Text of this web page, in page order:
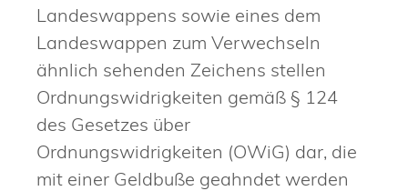
Landeswappens sowie eines dem
Landeswappen zum Verwechseln
ähnlich sehenden Zeichens stellen
Ordnungswidrigkeiten gemäß § 124
des Gesetzes über
Ordnungswidrigkeiten (OWiG) dar, die
mit einer Geldbuße geahndet werden